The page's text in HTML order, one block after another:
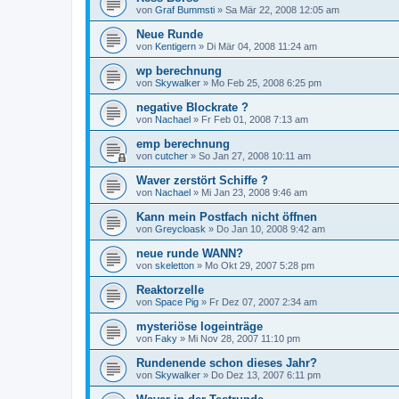
von Graf Bummsti » Sa Mär 22, 2008 12:05 am
Neue Runde
von Kentigern » Di Mär 04, 2008 11:24 am
wp berechnung
von Skywalker » Mo Feb 25, 2008 6:25 pm
negative Blockrate ?
von Nachael » Fr Feb 01, 2008 7:13 am
emp berechnung
von cutcher » So Jan 27, 2008 10:11 am
Waver zerstört Schiffe ?
von Nachael » Mi Jan 23, 2008 9:46 am
Kann mein Postfach nicht öffnen
von Greycloask » Do Jan 10, 2008 9:42 am
neue runde WANN?
von skeletton » Mo Okt 29, 2007 5:28 pm
Reaktorzelle
von Space Pig » Fr Dez 07, 2007 2:34 am
mysteriöse logeinträge
von Faky » Mi Nov 28, 2007 11:10 pm
Rundenende schon dieses Jahr?
von Skywalker » Do Dez 13, 2007 6:11 pm